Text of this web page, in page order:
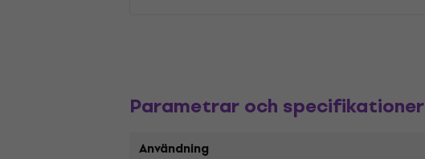
Parametrar och specifikationer
Användning